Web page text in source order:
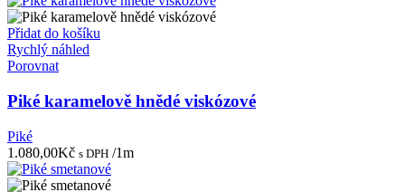
Přidat do košíku
Rychlý náhled
Porovnat
Piké karamelově hnědé viskózové
Piké
1.080,00Kč s DPH /1m